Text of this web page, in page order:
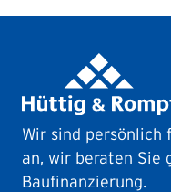
Wir sind persönlich
an, wir beraten Sie
Baufinanzierung.